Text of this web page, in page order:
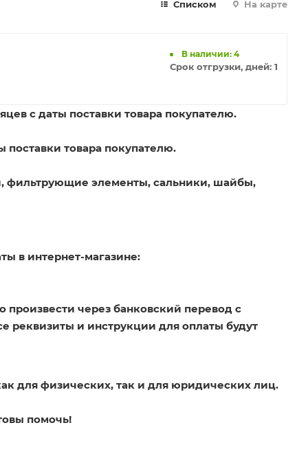
Списком На карте
В наличии: 4
Срок отгрузки, дней: 1
с даты поставки товара покупателю.
поставки товара покупателю.
фильтрующие элементы, сальники, шайбы,
в интернет-магазине:
произвести через банковский перевод с
реквизиты и инструкции для оплаты будут
для физических, так и для юридических лиц.
помочь!